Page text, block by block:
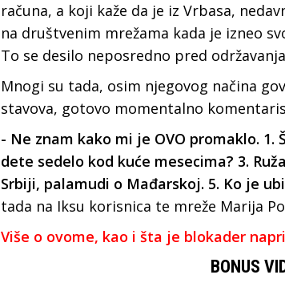
računa, a koji kaže da je iz Vrbasa,
na društvenim mrežama kada je izneo
To se desilo neposredno pred
Mnogi su tada, osim njegovog načina
stavova, gotovo momentalno
- Ne znam kako mi je OVO promaklo. 1.
dete sedelo kod kuće mesecima? 3.
Srbiji, palamudi o Mađarskoj. 5. Ko je
tada na Iksu korisnica te mreže Marija
Više o ovome, kao i šta je blokader
BONUS